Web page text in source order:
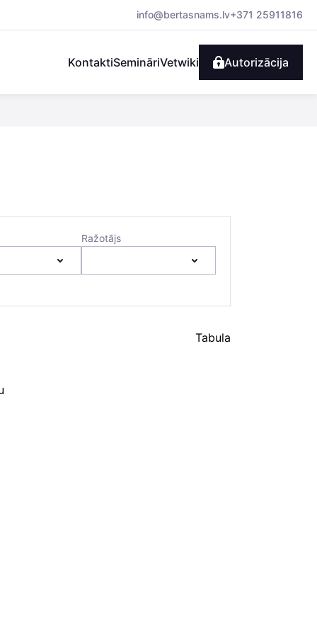
info@bertasnams.lv+371 25911816
KontaktiSemināriVetwiki Autorizācija
Ražotājs
Tabula